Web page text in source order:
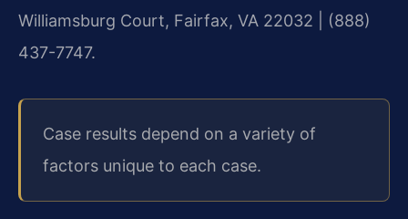
Williamsburg Court, Fairfax, VA 22032 | (888)
437-7747.
Case results depend on a variety of
factors unique to each case.